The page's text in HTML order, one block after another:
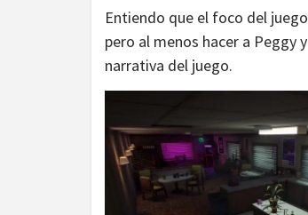
Entiendo que el foco del
pero al menos hacer a Peggy
narrativa del juego.